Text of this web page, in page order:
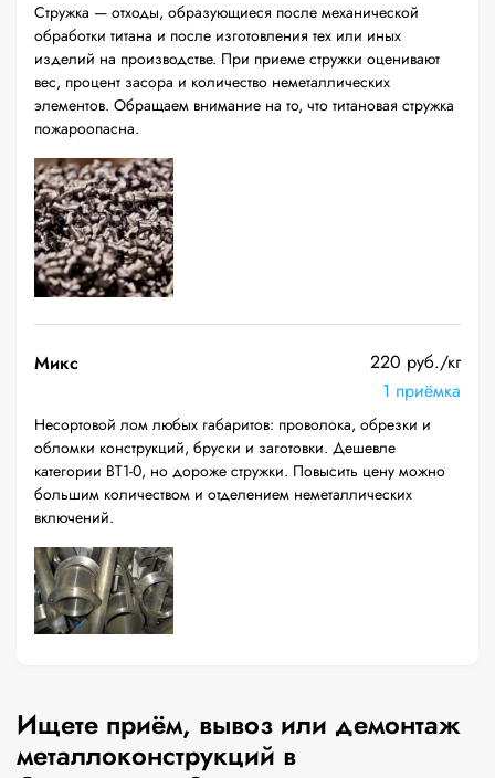
Стружка — отходы, образующиеся после механической
обработки титана и после изготовления тех или иных
изделий на производстве. При приеме стружки оценивают
вес, процент засора и количество неметаллических
элементов. Обращаем внимание на то, что титановая стружка
пожароопасна.
Микс
220 руб./кг
1 приёмка
Несортовой лом любых габаритов: проволока, обрезки и
обломки конструкций, бруски и заготовки. Дешевле
категории ВТ1-0, но дороже стружки. Повысить цену можно
большим количеством и отделением неметаллических
включений.
Ищете приём, вывоз или демонтаж
металлоконструкций в